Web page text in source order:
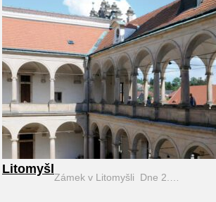
Litomyšl
Zámek v Litomyšli Dne 2.…